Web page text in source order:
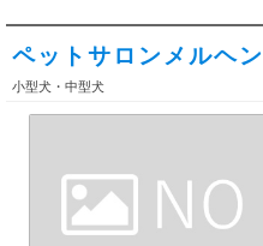
ペットサロンメルヘン
小型犬・中型犬